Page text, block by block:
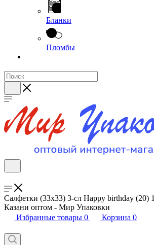
Бланки
Пломбы
Салфетки (33х33) 3-сл Happy birthday (20)
Казани оптом - Мир Упаковки
Избранные товары 0 Корзина 0